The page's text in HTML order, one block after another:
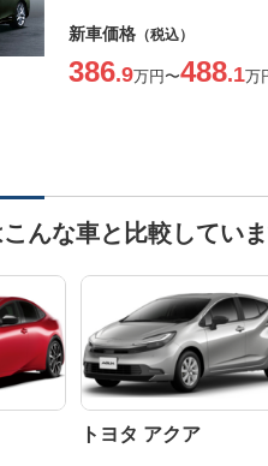
新車価格 （税込）
386.9万円〜488.1万
んな車と比較してい
トヨタ アクア